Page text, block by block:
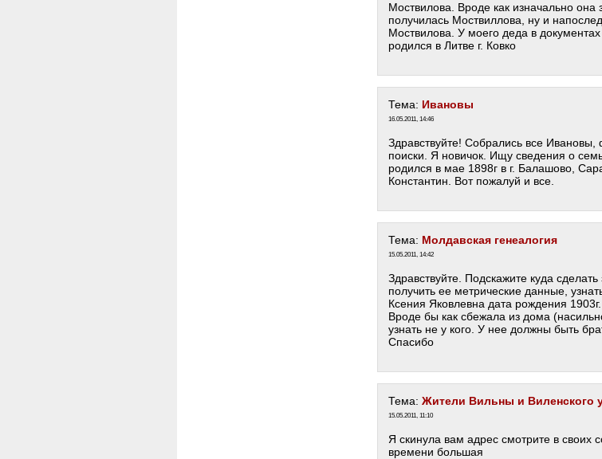
Моствилова. Вроде как изначально она
получилась Моствиллова, ну и
Моствилова. У моего деда в
родился в Литве г. Ковко
Тема: Ивановы
16.05.2011, 14:46
Здравствуйте! Собрались все
поиски. Я новичок. Ищу сведения о
родился в мае 1898г в г. Балашово,
Константин. Вот пожалуй и все.
Тема: Молдавская генеалогия
15.05.2011, 14:42
Здравствуйте. Подскажите куда
получить ее метрические данные,
Ксения Яковлевна дата рождения
Вроде бы как сбежала из дома
узнать не у кого. У нее должны быть
Спасибо
Тема: Жители Вильны и Виленского
15.05.2011, 11:10
Я скинула вам адрес смотрите в
времени большая